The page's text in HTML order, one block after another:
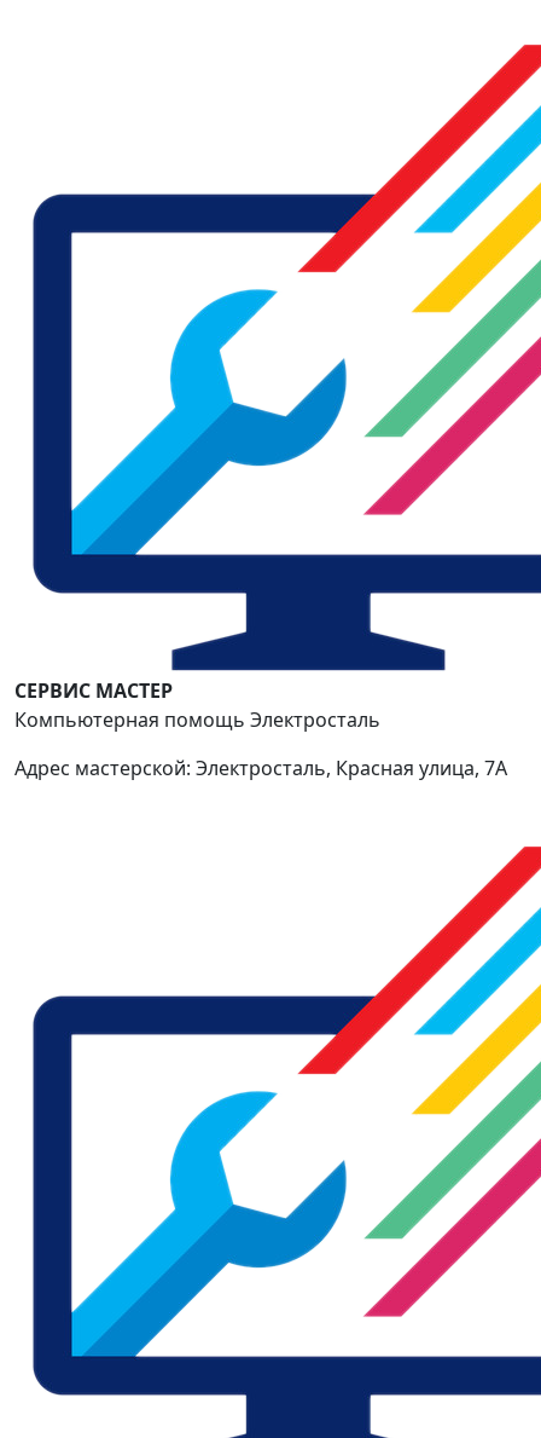
СЕРВИС МАСТЕР
Компьютерная помощь Электросталь
Адрес мастерской: Электросталь, Красная улица, 7А